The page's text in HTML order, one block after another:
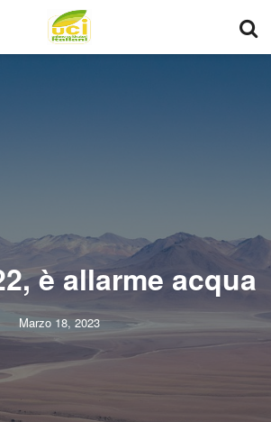
è allarme acqua
Marzo 18, 2023